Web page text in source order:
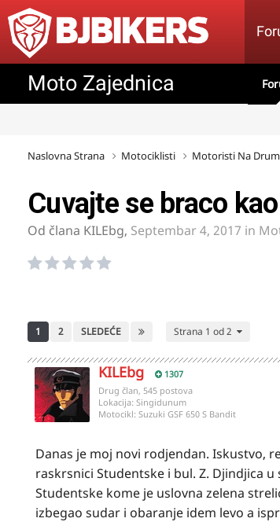
Moto Zajednica
Naslovna Strana Motociklisti Motoristi Na
Cuvajte se braco
Od člana KILEbg, Septembar 4, 2017 in
1 2 SLEDEĆE Strana 1 od 2
KILEbg 1307
Drug član, 545 postova
Lokacija: Singidunum
Motocikl: Suzuki GSF 650 S Bandit
Danas je moj novi rodjendan. Iskustvo,
raskrsnici Studentske i bul. Z. Djindjica
Studentske kome je uslovna zelena
izbegao sudar i obaranje idem levo a